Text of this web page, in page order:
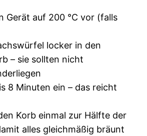
Gerät auf 200 °C vor (falls
locker in den
– sie sollten nicht
8 Minuten ein – das reicht
Korb einmal zur Hälfte der
alles gleichmäßig bräunt